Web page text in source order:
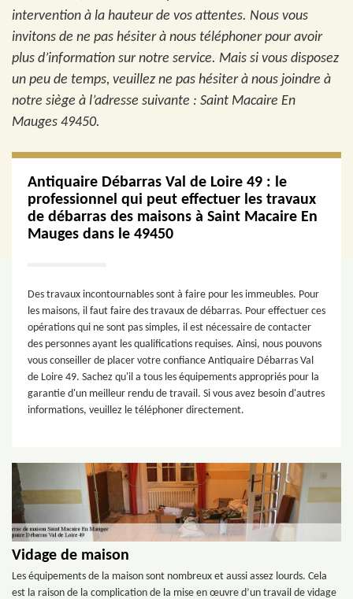
intervention à la hauteur de vos attentes. Nous vous
invitons de ne pas hésiter à nous téléphoner pour avoir
plus d’information sur notre service. Mais si vous disposez
un peu de temps, veuillez ne pas hésiter à nous joindre à
notre siège à l’adresse suivante : Saint Macaire En
Mauges 49450.
Antiquaire Débarras Val de Loire 49 : le
professionnel qui peut effectuer les travaux
de débarras des maisons à Saint Macaire En
Mauges dans le 49450
Des travaux incontournables sont à faire pour les immeubles. Pour
les maisons, il faut faire des travaux de débarras. Pour effectuer ces
opérations qui ne sont pas simples, il est nécessaire de contacter
des personnes ayant les qualifications requises. Ainsi, nous pouvons
vous conseiller de placer votre confiance Antiquaire Débarras Val
de Loire 49. Sachez qu'il a tous les équipements appropriés pour la
garantie d'un meilleur rendu de travail. Si vous avez besoin d'autres
informations, veuillez le téléphoner directement.
Vidage de maison
Les équipements de la maison sont nombreux et aussi assez lourds. Cela
est la raison de la complication de la mise en œuvre d’un travail de vidage